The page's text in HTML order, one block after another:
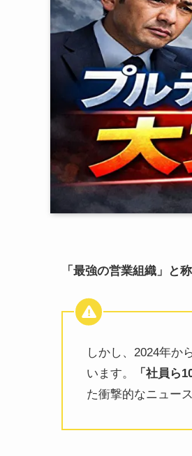
「最強の営業組織」と
しかし、2024年か
います。
「社員ら
た衝撃的なニュー